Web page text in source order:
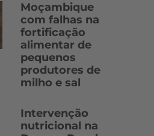
Moçambique
com falhas na
fortificação
alimentar de
pequenos
produtores de
milho e sal
Intervenção
nutricional na